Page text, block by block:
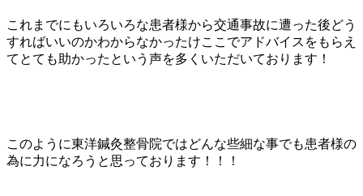
これまでにもいろいろな患者様から交通事故に遭った後どう
すればいいのかわからなかったけここでアドバイスをもらえ
てとても助かったという声を多くいただいております！
このように東洋鍼灸整骨院ではどんな些細な事でも患者様の
為に力になろうと思っております！！！